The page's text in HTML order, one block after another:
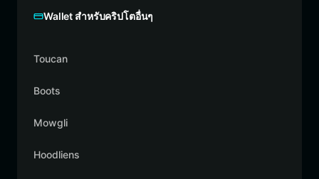
Wallet สำหรับคริปโตอื่นๆ
Toucan
Boots
Mowgli
Hoodliens